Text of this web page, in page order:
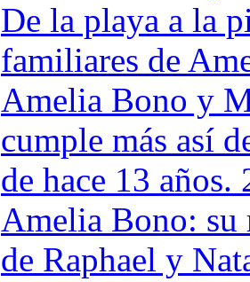
De la playa a la
familiares de
Amelia Bono y
cumple más así
de hace 13 años.
Amelia Bono:
de Raphael y